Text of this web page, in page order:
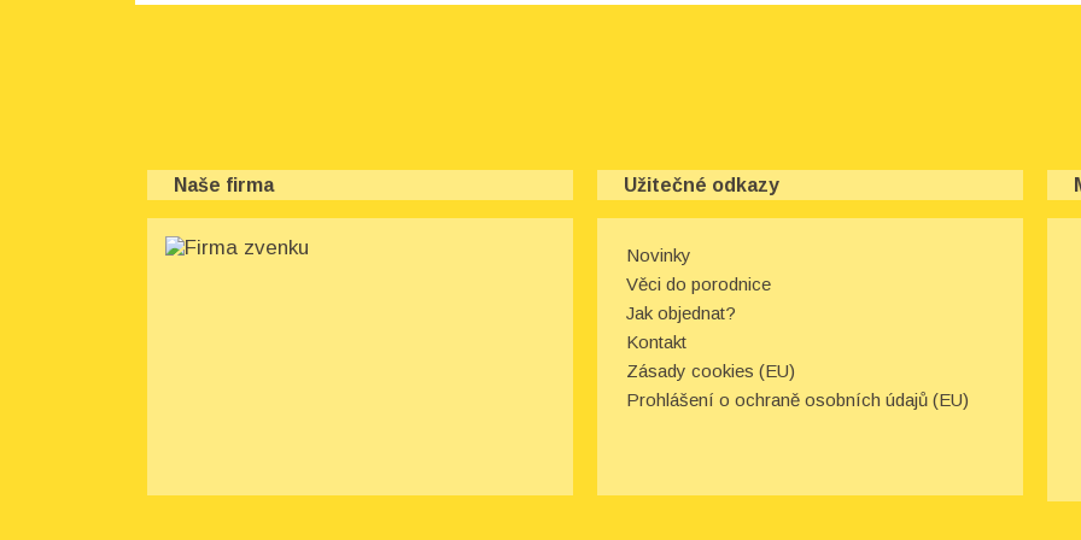
Naše firma Užitečné odkazy
Novinky
Věci do porodnice
Jak objednat?
Kontakt
Zásady cookies (EU)
Prohlášení o ochraně osobních údajů (EU)